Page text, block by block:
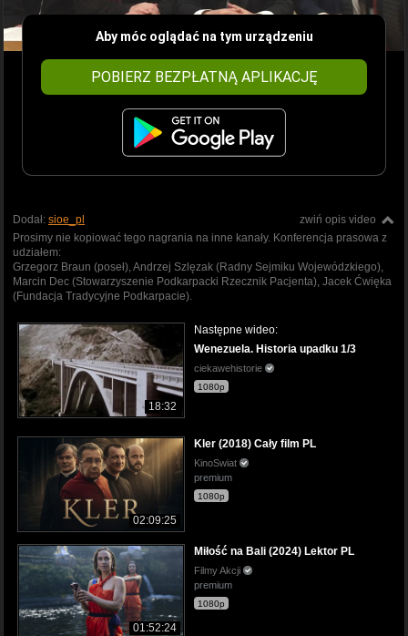
Aby móc oglądać na tym urządzeniu
POBIERZ BEZPŁATNĄ APLIKACJĘ
zwiń opis video
Dodał: sioe_pl
Prosimy nie kopiować tego nagrania na inne kanały. Konferencja prasowa z
udziałem:
Grzegorz Braun (poseł), Andrzej Szlęzak (Radny Sejmiku Wojewódzkiego),
Marcin Dec (Stowarzyszenie Podkarpacki Rzecznik Pacjenta), Jacek Ćwięka
(Fundacja Tradycyjne Podkarpacie).
18:32
Następne wideo:
Wenezuela. Historia upadku 1/3
ciekawehistorie
1080p
02:09:25
Kler (2018) Cały film PL
KinoSwiat
premium
1080p
01:52:24
Miłość na Bali (2024) Lektor PL
Filmy Akcji
premium
1080p